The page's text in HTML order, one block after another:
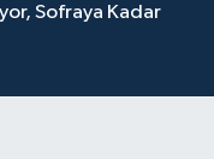
Sofraya Kadar